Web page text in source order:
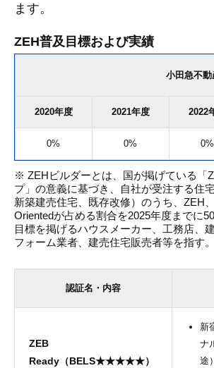
ます。
ZEH普及目標および実績
小田急不
2020年度 2021年度 2022
0% 0% 0%
※ ZEHビルダーとは、国が掲げている「
プ」の意義に基づき、自社が受注する住
新築建売住宅、既存改修）のうち、ZEH
Orientedが占める割合を2025年度までに
目標を掲げるハウスメーカー、工務店、
フォーム業者、建売住宅販売者等を指す。
認証名・内容
ZEB
Ready（BELS★★★★★）
新
ナ
途）